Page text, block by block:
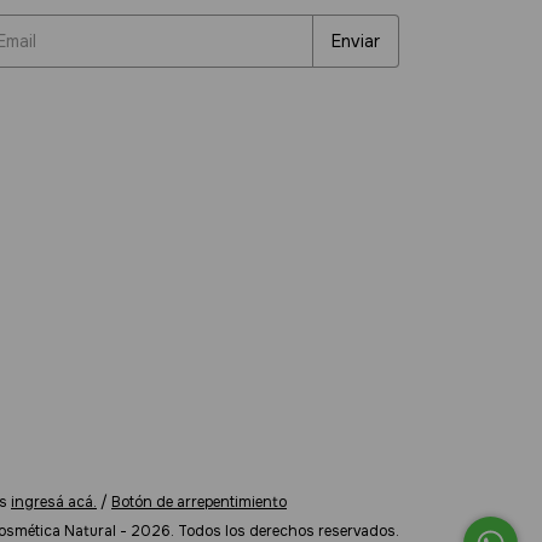
ingresá acá. / Botón de arrepentimiento
Natural - 2026. Todos los derechos reservados.